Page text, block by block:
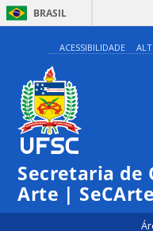
BRASIL
ACESSIBILIDADE
Secretaria de
Arte | SeCArte